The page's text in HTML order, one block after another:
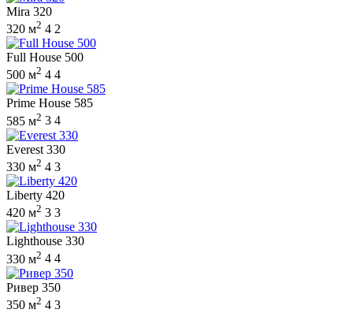
Mira 320
320 м2 4 2
Full House 500
500 м2 4 4
Prime House 585
585 м2 3 4
Everest 330
330 м2 4 3
Liberty 420
420 м2 3 3
Lighthouse 330
330 м2 4 4
Ривер 350
350 м2 4 3